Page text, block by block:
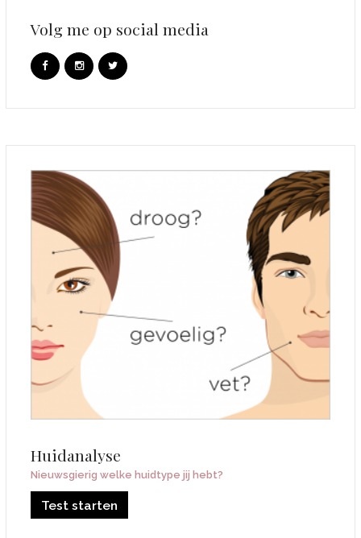
Volg me op social media
Huidanalyse
Nieuwsgierig welke huidtype jij hebt?
Test starten